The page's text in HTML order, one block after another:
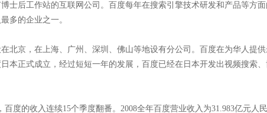
士后工作站的互联网公司。百度每年在搜索引擎技术研发和产品等方
多的企业之一。
京，在上海、广州、深圳、佛山等地设有分公司。百度在为华人提
本正式成立，经过短短一年的发展，百度已经在日本开发出视频搜索
度的收入连续15个季度翻番。2008全年百度营业收入为31.983亿元人